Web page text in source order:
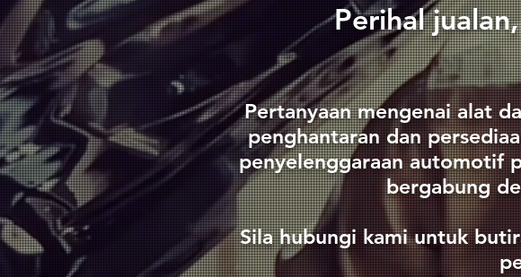
​Perihal
Pertanyaan mengenai alat
penghantaran dan
penyelenggaraan automotif
bergabung
Sila hubungi kami untuk